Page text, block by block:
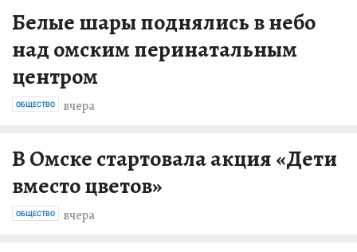
Белые шары поднялись в небо
над омским перинатальным
центром
вчера
ОБЩЕСТВО
В Омске стартовала акция «Дети
вместо цветов»
вчера
ОБЩЕСТВО